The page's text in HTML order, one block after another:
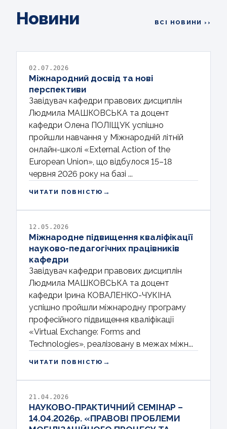
Новини ВСІ НОВИНИ ››
02.07.2026
Міжнародний досвід та нові
перспективи
Завідувач кафедри правових дисциплін
Людмила МАШКОВСЬКА та доцент
кафедри Олена ПОЛІЩУК успішно
пройшли навчання у Міжнародній літній
онлайн-школі «External Action of the
European Union», що відбулося 15–18
червня 2026 року на базі ...
ЧИТАТИ ПОВНІСТЮ →
12.05.2026
Міжнародне підвищення кваліфікації
науково-педагогічних працівників
кафедри
Завідувач кафедри правових дисциплін
Людмила МАШКОВСЬКА та доцент
кафедри Ірина КОВАЛЕНКО-ЧУКІНА
успішно пройшли міжнародну програму
професійного підвищення кваліфікації
«Virtual Exchange: Forms and
Technologies», реалізовану в межах міжн...
ЧИТАТИ ПОВНІСТЮ →
21.04.2026
НАУКОВО-ПРАКТИЧНИЙ СЕМІНАР –
14.04.2026р. «ПРАВОВІ ПРОБЛЕМИ